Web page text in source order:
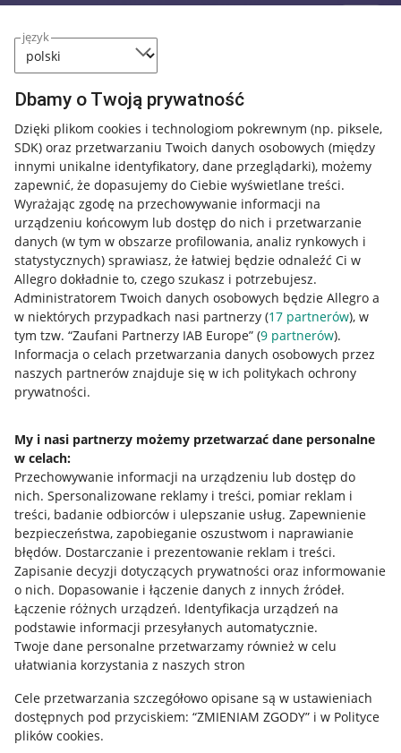
język
Dbamy o Twoją prywatność
Dzięki plikom cookies i technologiom pokrewnym (np. piksele,
SDK) oraz przetwarzaniu Twoich danych osobowych (między
innymi unikalne identyfikatory, dane przeglądarki), możemy
zapewnić, że dopasujemy do Ciebie wyświetlane treści.
Wyrażając zgodę na przechowywanie informacji na
urządzeniu końcowym lub dostęp do nich i przetwarzanie
danych (w tym w obszarze profilowania, analiz rynkowych i
statystycznych) sprawiasz, że łatwiej będzie odnaleźć Ci w
Allegro dokładnie to, czego szukasz i potrzebujesz.
Administratorem Twoich danych osobowych będzie Allegro a
w niektórych przypadkach nasi partnerzy (17 partnerów), w
tym tzw. “Zaufani Partnerzy IAB Europe” (9 partnerów).
Informacja o celach przetwarzania danych osobowych przez
naszych partnerów znajduje się w ich politykach ochrony
prywatności.
My i nasi partnerzy możemy przetwarzać dane personalne
w celach:
Przechowywanie informacji na urządzeniu lub dostęp do
nich. Spersonalizowane reklamy i treści, pomiar reklam i
treści, badanie odbiorców i ulepszanie usług. Zapewnienie
bezpieczeństwa, zapobieganie oszustwom i naprawianie
błędów. Dostarczanie i prezentowanie reklam i treści.
Zapisanie decyzji dotyczących prywatności oraz informowanie
o nich. Dopasowanie i łączenie danych z innych źródeł.
Łączenie różnych urządzeń. Identyfikacja urządzeń na
podstawie informacji przesyłanych automatycznie.
Twoje dane personalne przetwarzamy również w celu
ułatwiania korzystania z naszych stron
Cele przetwarzania szczegółowo opisane są w ustawieniach
dostępnych pod przyciskiem: “ZMIENIAM ZGODY” i w Polityce
plików cookies.
Przydatne informacje
Jak to działa
Allegro Gadane dla sprzedających
Allegro Gadane dla kupujących
Mapa miejscowości
Informacje prawne
Regulamin
Polityka plików "cookies"
Ustawienia plików "cookies"
Udostępnianie lokalizacji
Informacje dla Aktu o Usługach Cyfrowych